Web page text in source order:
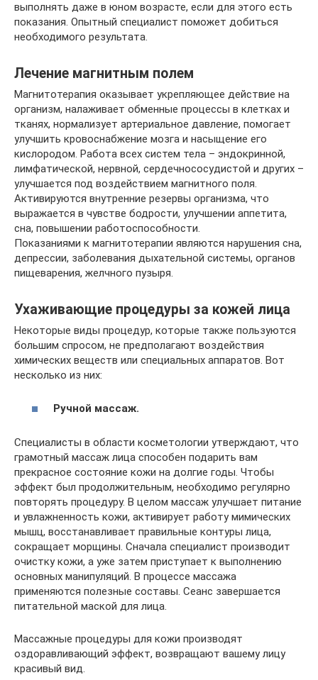
выполнять даже в юном возрасте, если для этого есть
показания. Опытный специалист поможет добиться
необходимого результата.
Лечение магнитным полем
Магнитотерапия оказывает укрепляющее действие на
организм, налаживает обменные процессы в клетках и
тканях, нормализует артериальное давление, помогает
улучшить кровоснабжение мозга и насыщение его
кислородом. Работа всех систем тела – эндокринной,
лимфатической, нервной, сердечнососудистой и других –
улучшается под воздействием магнитного поля.
Активируются внутренние резервы организма, что
выражается в чувстве бодрости, улучшении аппетита,
сна, повышении работоспособности.
Показаниями к магнитотерапии являются нарушения сна,
депрессии, заболевания дыхательной системы, органов
пищеварения, желчного пузыря.
Ухаживающие процедуры за кожей лица
Некоторые виды процедур, которые также пользуются
большим спросом, не предполагают воздействия
химических веществ или специальных аппаратов. Вот
несколько из них:
Ручной массаж.
Специалисты в области косметологии утверждают, что
грамотный массаж лица способен подарить вам
прекрасное состояние кожи на долгие годы. Чтобы
эффект был продолжительным, необходимо регулярно
повторять процедуру. В целом массаж улучшает питание
и увлажненность кожи, активирует работу мимических
мышц, восстанавливает правильные контуры лица,
сокращает морщины. Сначала специалист производит
очистку кожи, а уже затем приступает к выполнению
основных манипуляций. В процессе массажа
применяются полезные составы. Сеанс завершается
питательной маской для лица.
Массажные процедуры для кожи производят
оздоравливающий эффект, возвращают вашему лицу
красивый вид.